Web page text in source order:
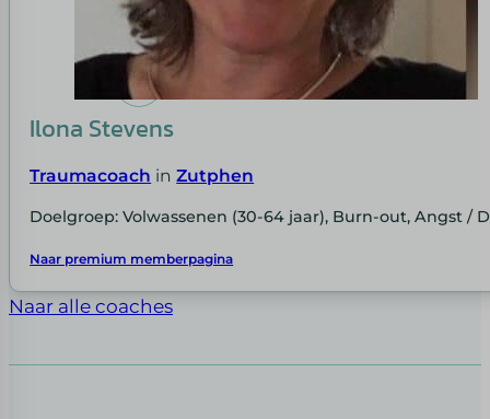
Ilona Stevens
Traumacoach inZutphen
Doelgroep: Volwassenen (30-64 jaar), Burn-out, Angst /
Naar premium memberpagina
Naar alle coaches